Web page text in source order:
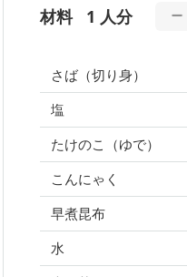
材料 1 人分
さば（切り身）
塩
たけのこ（ゆで）
こんにゃく
早煮昆布
水